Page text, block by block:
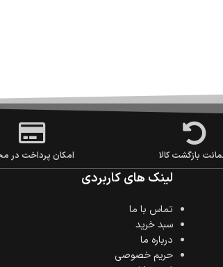
بازگشت کالا امکان پرداخت در
لینک های کاربردی
تماس با ما
سبد خرید
درباره ما
حریم خصوصی